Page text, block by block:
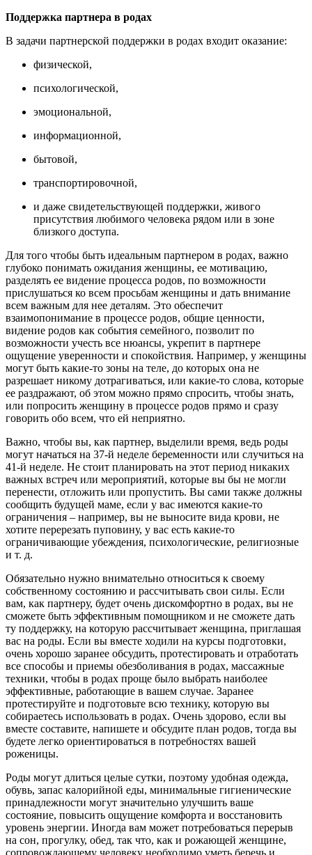
Поддержка партнера в родах
В задачи партнерской поддержки в родах входит оказание:
физической,
психологической,
эмоциональной,
информационной,
бытовой,
транспортировочной,
и даже свидетельствующей поддержки, живого
присутствия любимого человека рядом или в зоне
близкого доступа.
Для того чтобы быть идеальным партнером в родах, важно
глубоко понимать ожидания женщины, ее мотивацию,
разделять ее видение процесса родов, по возможности
прислушаться ко всем просьбам женщины и дать внимание
всем важным для нее деталям. Это обеспечит
взаимопонимание в процессе родов, общие ценности,
видение родов как события семейного, позволит по
возможности учесть все нюансы, укрепит в партнере
ощущение уверенности и спокойствия. Например, у женщины
могут быть какие-то зоны на теле, до которых она не
разрешает никому дотрагиваться, или какие-то слова, которые
ее раздражают, об этом можно прямо спросить, чтобы знать,
или попросить женщину в процессе родов прямо и сразу
говорить обо всем, что ей неприятно.
Важно, чтобы вы, как партнер, выделили время, ведь роды
могут начаться на 37-й неделе беременности или случиться на
41-й неделе. Не стоит планировать на этот период никаких
важных встреч или мероприятий, которые вы бы не могли
перенести, отложить или пропустить. Вы сами также должны
сообщить будущей маме, если у вас имеются какие-то
ограничения – например, вы не выносите вида крови, не
хотите перерезать пуповину, у вас есть какие-то
ограничивающие убеждения, психологические, религиозные
и т. д.
Обязательно нужно внимательно относиться к своему
собственному состоянию и рассчитывать свои силы. Если
вам, как партнеру, будет очень дискомфортно в родах, вы не
сможете быть эффективным помощником и не сможете дать
ту поддержку, на которую рассчитывает женщина, приглашая
вас на роды. Если вы вместе ходили на курсы подготовки,
очень хорошо заранее обсудить, протестировать и отработать
все способы и приемы обезболивания в родах, массажные
техники, чтобы в родах проще было выбрать наиболее
эффективные, работающие в вашем случае. Заранее
протестируйте и подготовьте всю технику, которую вы
собираетесь использовать в родах. Очень здорово, если вы
вместе составите, напишете и обсудите план родов, тогда вы
будете легко ориентироваться в потребностях вашей
роженицы.
Роды могут длиться целые сутки, поэтому удобная одежда,
обувь, запас калорийной еды, минимальные гигиенические
принадлежности могут значительно улучшить ваше
состояние, повысить ощущение комфорта и восстановить
уровень энергии. Иногда вам может потребоваться перерыв
на сон, прогулку, обед, так что, как и рожающей женщине,
сопровождающему человеку необходимо уметь беречь и